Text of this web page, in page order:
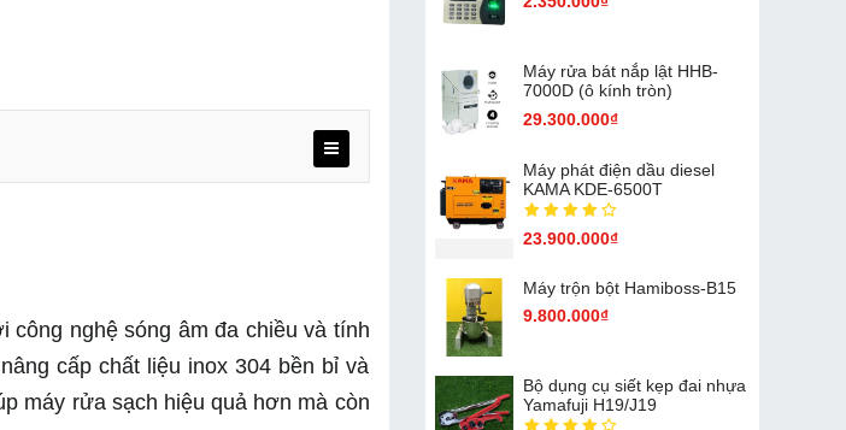
công nghệ sóng âm đa chiều và tính
cấp chất liệu inox 304 bền bỉ và
máy rửa sạch hiệu quả hơn mà còn
Máy rửa bát nắp lật HHB-
7000D (ô kính tròn)
29.300.000₫
Máy phát điện dầu diesel
KAMA KDE-6500T
23.900.000₫
Máy trộn bột Hamiboss-B15
9.800.000₫
Bộ dụng cụ siết kẹp đai nhựa
Yamafuji H19/J19